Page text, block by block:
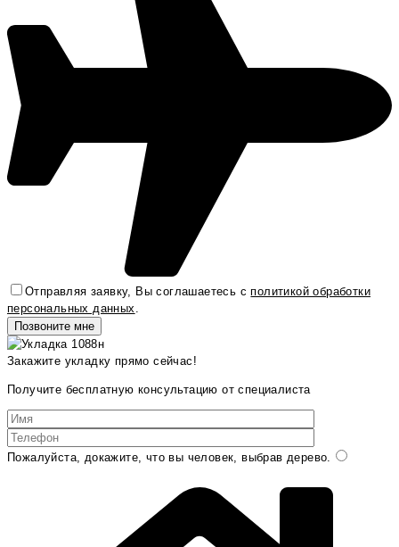
Отправляя заявку, Вы соглашаетесь сполитикой обработки
персональных данных
Закажите укладку прямо сейчас!
Получите бесплатную консультацию от специалиста
Пожалуйста, докажите, что вы человек, выбрав дерево